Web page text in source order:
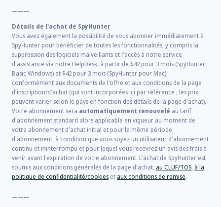
———
Détails de l'achat de SpyHunter
Vous avez également la possibilité de vous abonner immédiatement à
SpyHunter pour bénéficier de toutes les fonctionnalités, y compris la
suppression des logiciels malveillants et l'accès à notre service
d'assistance via notre HelpDesk, à partir de $42 pour 3 mois (SpyHunter
Basic Windows) et $42 pour 3 mois (SpyHunter pour Mac),
conformément aux documents de l'offre et aux conditions de la page
d'inscription/d'achat (qui sont incorporées ici par référence ; les prix
peuvent varier selon le pays en fonction des détails de la page d'achat).
Votre abonnement sera automatiquement renouvelé au tarif
d'abonnement standard alors applicable en vigueur au moment de
votre abonnement d'achat initial et pour la même période
d'abonnement, à condition que vous soyez un utilisateur d'abonnement
continu et ininterrompu et pour lequel vous recevrez un avis des frais à
venir avant l'expiration de votre abonnement. L'achat de SpyHunter est
soumis aux conditions générales de la page d'achat, au CLUF/TOS, à la
politique de confidentialité/cookies et aux conditions de remise.
———